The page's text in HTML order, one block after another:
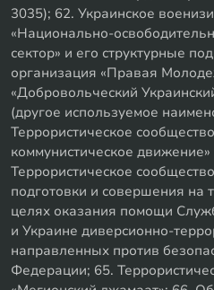
3035); 62. Украинское
«Национально-
сектор» и его структурные
организация «Правая
«Добровольческий
(другое используемое
Террористическое
коммунистическое
Террористическое
подготовки и совершения на
целях оказания помощи
и Украине диверсионно-
направленных против
Федерации; 65.